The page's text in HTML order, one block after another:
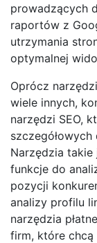
prowadzących
raportów z
utrzymania
optymalnej
Oprócz
wiele innych,
narzędzi SEO,
Narzędzia takie
funkcje do
pozycji
analizy profilu
narzędzia
firm, które chcą